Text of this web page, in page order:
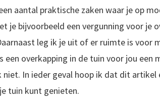
aantal praktische zaken waar je op
je bijvoorbeeld een vergunning voor je
leg ik je uit of er ruimte is voor
een overkapping in de tuin voor jou een
In ieder geval hoop ik dat dit artikel
tuin kunt genieten.